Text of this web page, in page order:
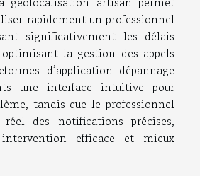
rapidement un professionnel
significativement les délais
la gestion des appels
d’application dépannage
une interface intuitive pour
tandis que le professionnel
des notifications précises,
efficace et mieux